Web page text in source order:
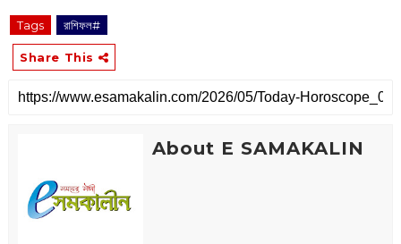
Tags রাশিফল#
Share This
About E SAMAKALIN